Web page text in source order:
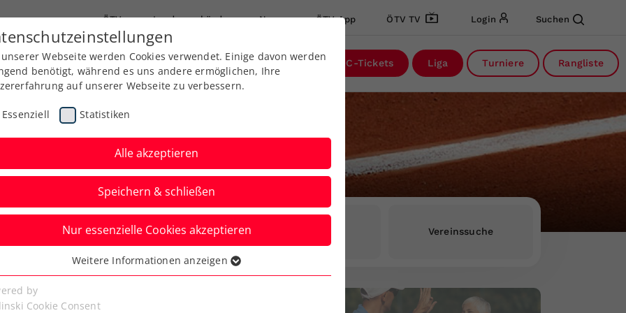
ÖTV Landesverbände News ÖTV App ÖTV TV Login Suchen
Ausbildung Services Über uns Kreise DC-Tickets Liga Turniere Rangliste
Rangliste Vereinssuche
Webseite werden Cookies verwendet. Einige davon werden
benötigt, während es uns andere ermöglichen, Ihre
auf unserer Webseite zu verbessern.
Essenziell Statistiken
Alle akzeptieren
Speichern & schließen
Nur essenzielle Cookies akzeptieren
Cookies werden für grundlegende Funktionen der
benötigt. Dadurch ist gewährleistet, dass die Webseite
Weitere Informationen anzeigen
by
Cookie Consent